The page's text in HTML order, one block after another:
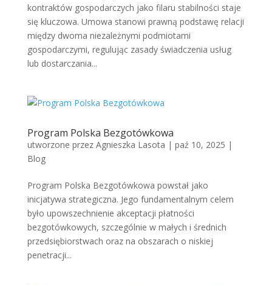
kontraktów gospodarczych jako filaru stabilności staje
się kluczowa. Umowa stanowi prawną podstawę relacji
między dwoma niezależnymi podmiotami
gospodarczymi, regulując zasady świadczenia usług
lub dostarczania...
Program Polska Bezgotówkowa
utworzone przez Agnieszka Lasota | paź 10, 2025 |
Blog
Program Polska Bezgotówkowa powstał jako
inicjatywa strategiczna. Jego fundamentalnym celem
było upowszechnienie akceptacji płatności
bezgotówkowych, szczególnie w małych i średnich
przedsiębiorstwach oraz na obszarach o niskiej
penetracji...